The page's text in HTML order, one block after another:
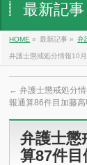
最新記事
HOME » 最新記事 » 弁
弁護士懲戒処分情報10
← 弁護士懲戒処分
報通算86件目加藤高
弁護士懲
算87件目